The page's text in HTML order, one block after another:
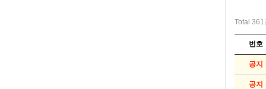
Total 361
번호
공지
공지